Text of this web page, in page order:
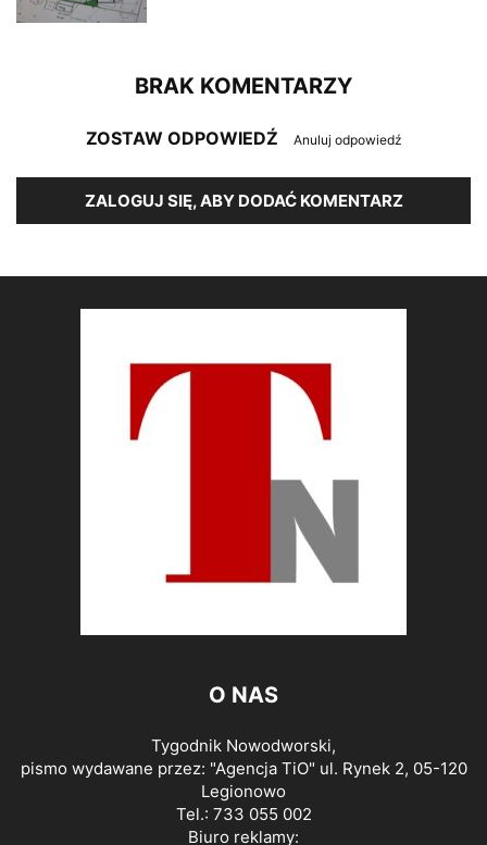
BRAK KOMENTARZY
ZOSTAW ODPOWIEDŹ Anuluj odpowiedź
ZALOGUJ SIĘ, ABY DODAĆ KOMENTARZ
O NAS
Tygodnik Nowodworski,
pismo wydawane przez: "Agencja TiO" ul. Rynek 2, 05-120
Legionowo
Tel.: 733 055 002
Biuro reklamy: